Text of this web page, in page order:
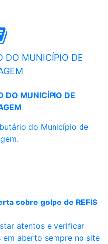
DO MUNICÍPIO DE
DO MUNICÍPIO DE
do Município de
sobre golpe de REFIS
atentos e verificar
aberto sempre no site